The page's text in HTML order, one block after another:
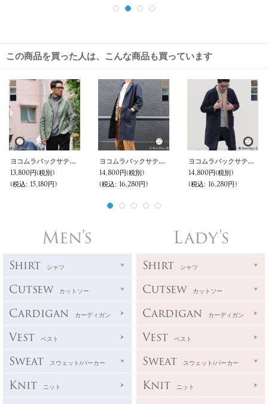
この商品を買った人は、こんな商品も買っています
ヨコムラバックサテン 6BクラークJKT 【送料無料】『日本製』/ Upscape Audience
13,800円(税別)
(税込: 15,180円)
ヨコムラバックサテン 3Bクラークコート ［Lady's］【送料無料】『日本製』/ Upscape Audience
14,800円(税別)
(税込: 16,280円)
ヨコムラバックサテン 3Bクラークコート 【送料無料】『日本製』/ Upscape Audience
14,800円(税別)
(税込: 16,280円)
Men's
Shirt シャツ
Cutsew カットソー
Cardigan カーディガン
Vest ベスト
Sweat スウェット/パーカー
Knit ニット
Lady's
Shirt シャツ
Cutsew カットソー
Cardigan カーディガン
Vest ベスト
Sweat スウェット/パーカー
Knit ニット